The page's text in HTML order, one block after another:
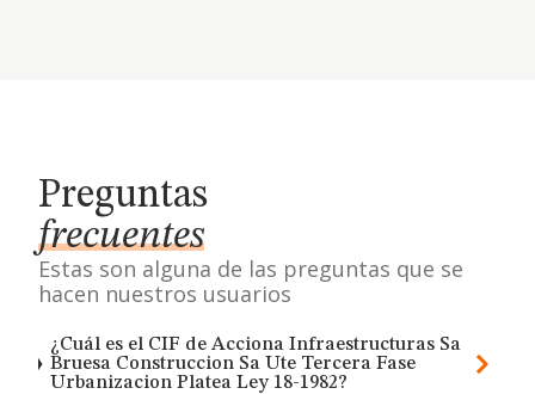
Preguntas
frecuentes
Estas son alguna de las preguntas que se
hacen nuestros usuarios
¿Cuál es el CIF de Acciona Infraestructuras Sa
Bruesa Construccion Sa Ute Tercera Fase
Urbanizacion Platea Ley 18-1982?